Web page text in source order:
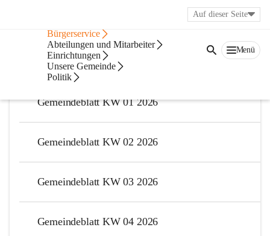
Bürgerservice
Abteilungen und Mitarbeiter
Einrichtungen
Unsere Gemeinde
Politik
Menü
Auf dieser Seite
Gemeindeblatt
Gemeindeblatt KW 01 2026
Gemeindeblatt KW 02 2026
Gemeindeblatt KW 03 2026
Gemeindeblatt KW 04 2026